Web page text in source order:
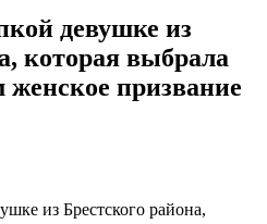
девушке из
которая выбрала
женское призвание